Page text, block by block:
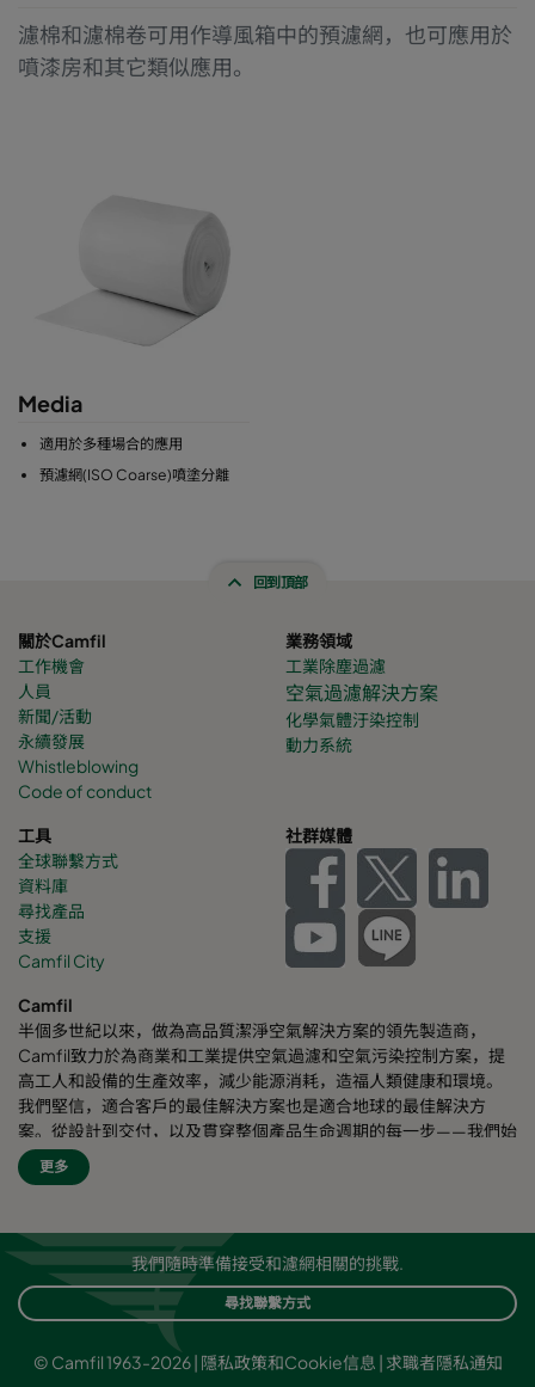
濾棉和濾棉卷可用作導風箱中的預濾網，也可應用於
噴漆房和其它類似應用。
Media
適用於多種場合的應用
預濾網(ISO Coarse)噴塗分離
回到頂部
關於Camfil
工作機會
人員
新聞/活動
永續發展
Whistleblowing
Code of conduct
業務領域
工業除塵過濾
空氣過濾解決方案
化學氣體汙染控制
動力系統
工具
全球聯繫方式
資料庫
尋找產品
支援
Camfil City
社群媒體
Camfil
半個多世紀以來，做為高品質潔淨空氣解決方案的領先製造商，
Camfil致力於為商業和工業提供空氣過濾和空氣污染控制方案，提
高工人和設備的生產效率，減少能源消耗，造福人類健康和環境。
我們堅信，適合客戶的最佳解決方案也是適合地球的最佳解決方
案。從設計到交付，以及貫穿整個產品生命週期的每一步——我們始
終考慮我們的事業對周圍員工乃至對整個世界的影響。我們採用全
新的問題解決方案、創新的設計、精準的工藝控制，高度重視客
人都能輕鬆呼吸潔淨空氣。Camfil自豪地為客戶提供服務和支援。
我們的客戶來自不同行業和不同區域，遍佈世界各個角落。Camfil
致力於保護人員健康、工藝流程以及環境安全。
更多
我們隨時準備接受和濾網相關的挑戰.
尋找聯繫方式
© Camfil 1963-2026 | 隱私政策和Cookie信息 | 求職者隱私通知